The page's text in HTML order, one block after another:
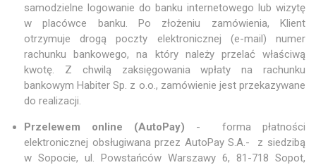
samodzielne logowanie do banku internetowego lub wizytę
w placówce banku. Po złożeniu zamówienia, Klient
otrzymuje drogą poczty elektronicznej (e-mail) numer
rachunku bankowego, na który należy przelać właściwą
kwotę. Z chwilą zaksięgowania wpłaty na rachunku
bankowym Habiter Sp. z o.o., zamówienie jest przekazywane
do realizacji.
Przelewem online (AutoPay) - forma płatności
elektronicznej obsługiwana przez AutoPay S.A.- z siedzibą
w Sopocie, ul. Powstańców Warszawy 6, 81-718 Sopot,